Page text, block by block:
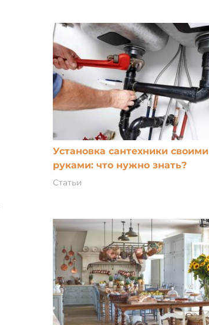
Установка сантехники своими
руками: что нужно знать?
Статьи